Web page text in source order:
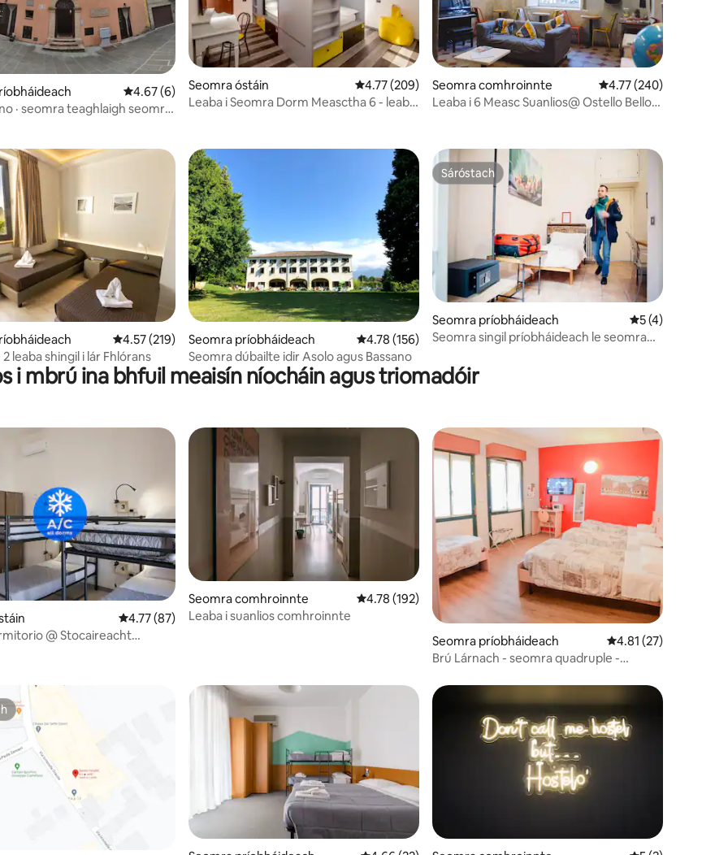
léirmheas
Meánrátáil 4.67 as 5, 6 léirmheas
4.67 (6)
· seomra teaghlaigh seomra
Seomra óstáin Meánrátáil 4.77 as 5, 209 léirmheas
4.77 (209)
Leaba i Seomra Dorm Measctha 6 - leaba
Seomra comhroinnte Meánrátáil 4.77 as 5,
4.77 (240)
Leaba i 6 Measc Suanlios@ Ostello Bello
léirmheas
Meánrátáil 4.57 as 5, 219 léirmheas
4.57 (219)
leaba shingil i lár Fhlórans
Seomra príobháideach Meánrátáil 4.78 as 5, 156 léirmheas
4.78 (156)
Seomra dúbailte idir Asolo agus Bassano
Sáróstach
Sáróstach
Seomra príobháideach Meánrátáil 5 as
5 (4)
Seomra singil príobháideach le seomra
i mbrú ina bhfuil meaisín níocháin agus triomadóir
léirmheas
Meánrátáil 4.77 as 5, 87 léirmheas
4.77 (87)
@ Stocaireacht
Seomra comhroinnte Meánrátáil 4.78 as 5, 192 léirmheas
4.78 (192)
Leaba i suanlios comhroinnte
Seomra príobháideach
Meánrátáil 4.81 as 5,
4.81 (27)
Brú Lárnach - seomra quadruple -